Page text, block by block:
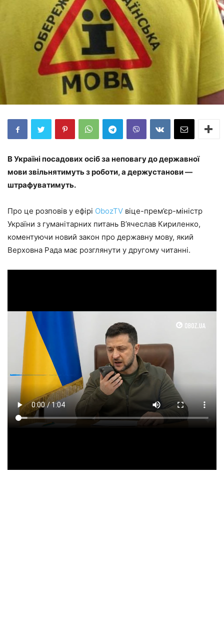
В Україні посадових осіб за неповагу до державної
мови звільнятимуть з роботи, а держустанови —
штрафуватимуть.
Про це розповів у ефірі ObozTV віце-прем’єр-міністр
України з гуманітарних питань В’ячеслав Кириленко,
коментуючи новий закон про державну мову, який
Верховна Рада має розглянути у другому читанні.